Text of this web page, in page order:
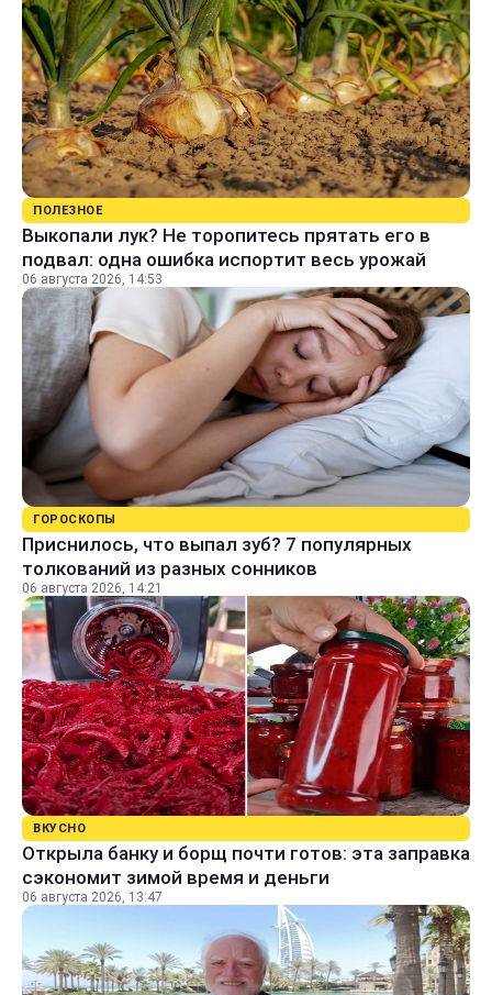
ПОЛЕЗНОЕ
Выкопали лук? Не торопитесь прятать его в
подвал: одна ошибка испортит весь урожай
06 августа 2026, 14:53
ГОРОСКОПЫ
Приснилось, что выпал зуб? 7 популярных
толкований из разных сонников
06 августа 2026, 14:21
ВКУСНО
Открыла банку и борщ почти готов: эта заправка
сэкономит зимой время и деньги
06 августа 2026, 13:47